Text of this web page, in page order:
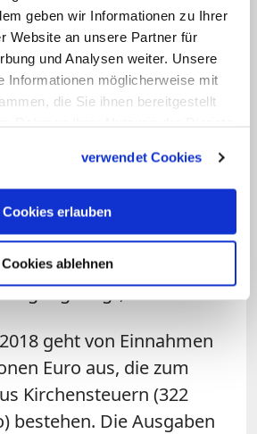
geben wir Informationen zu Ihrer
Website an unsere Partner für
und Analysen weiter. Unsere
Informationen möglicherweise mit
die Sie ihnen bereitgestellt
verwendet Cookies
Cookies erlauben
Cookies ablehnen
sei wegen des
Zinsniveaus mit
Rückstellungsbedarf für
Dafür sei ein
sei mittelfristig wieder
auf die
zu rechnen, doch "das
ist uns für die
unserer
gut genug", so Straus.
geht von Einnahmen
Euro aus, die zum
Kirchensteuern (322
bestehen. Die Ausgaben